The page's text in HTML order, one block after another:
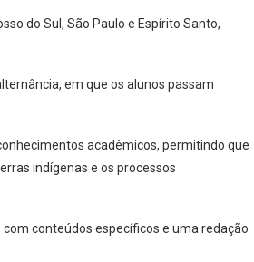
do Sul, São Paulo e Espírito Santo,
em que os alunos passam
acadêmicos, permitindo que
indígenas e os processos
conteúdos específicos e uma redação